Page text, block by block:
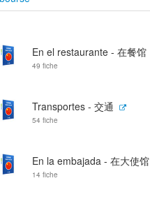
En el restaurante - 在餐馆
49 fiche
Transportes - 交通
54 fiche
En la embajada - 在大使馆
14 fiche